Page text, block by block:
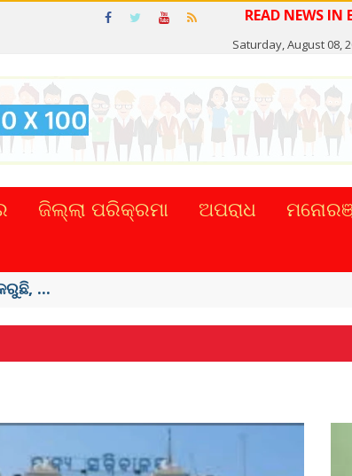
Saturday, August 08,
ଜିଲ୍ଲା ପରିକ୍ରମା ଅପରାଧ
...